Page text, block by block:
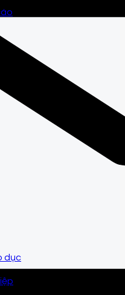
dục